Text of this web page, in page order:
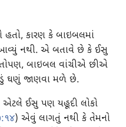
હતો, કારણ કે બાઇબલમાં
નથી. એ બતાવે છે કે ઈસુ
તોપણ, બાઇબલ વાંચીએ છીએ
ઘણું જાણવા મળે છે.
એટલે ઈસુ પણ યહૂદી લોકો
) એવું લાગતું નથી કે તેમનો